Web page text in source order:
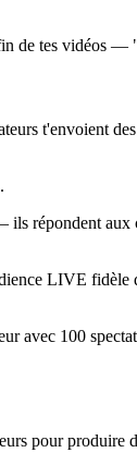
de tes vidéos
t'envoient
répondent
LIVE
avec 100
pour